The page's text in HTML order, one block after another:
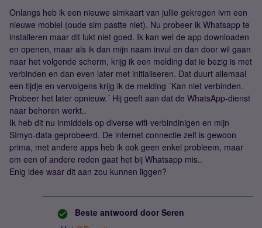
Onlangs heb ik een nieuwe simkaart van jullie gekregen ivm een
nieuwe mobiel (oude sim pastte niet). Nu probeer ik Whatsapp te
installeren maar dit lukt niet goed. Ik kan wel de app downloaden
en openen, maar als ik dan mijn naam invul en dan door wil gaan
naar het volgende scherm, krijg ik een melding dat ie bezig is met
verbinden en dan even later met initialiseren. Dat duurt allemaal
een tijdje en vervolgens krijg ik de melding ´Kan niet verbinden.
Probeer het later opnieuw.´ Hij geeft aan dat de WhatsApp-dienst
naar behoren werkt..
Ik heb dit nu inmiddels op diverse wifi-verbindinigen en mijn
SImyo-data geprobeerd. De internet connectie zelf is gewoon
prima, met andere apps heb ik ook geen enkel probleem, maar
om een of andere reden gaat het bij Whatsapp mis..
Enig idee waar dit aan zou kunnen liggen?
Beste antwoord door Seren